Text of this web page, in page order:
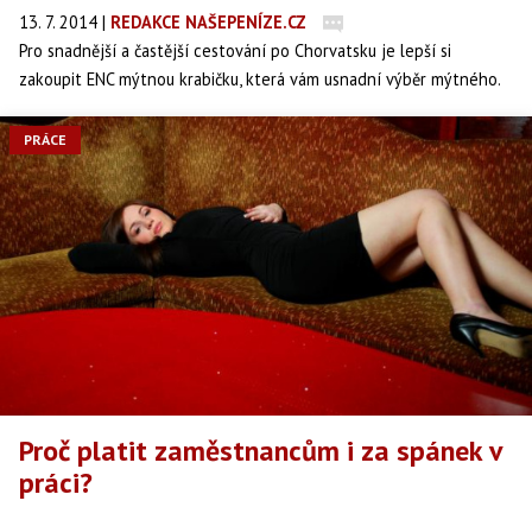
13. 7. 2014 | REDAKCE NAŠEPENÍZE.CZ
Pro snadnější a častější cestování po Chorvatsku je lepší si
zakoupit ENC mýtnou krabičku, která vám usnadní výběr mýtného.
nebo v rodině.
PRÁCE
Proč platit zaměstnancům i za spánek v
práci?